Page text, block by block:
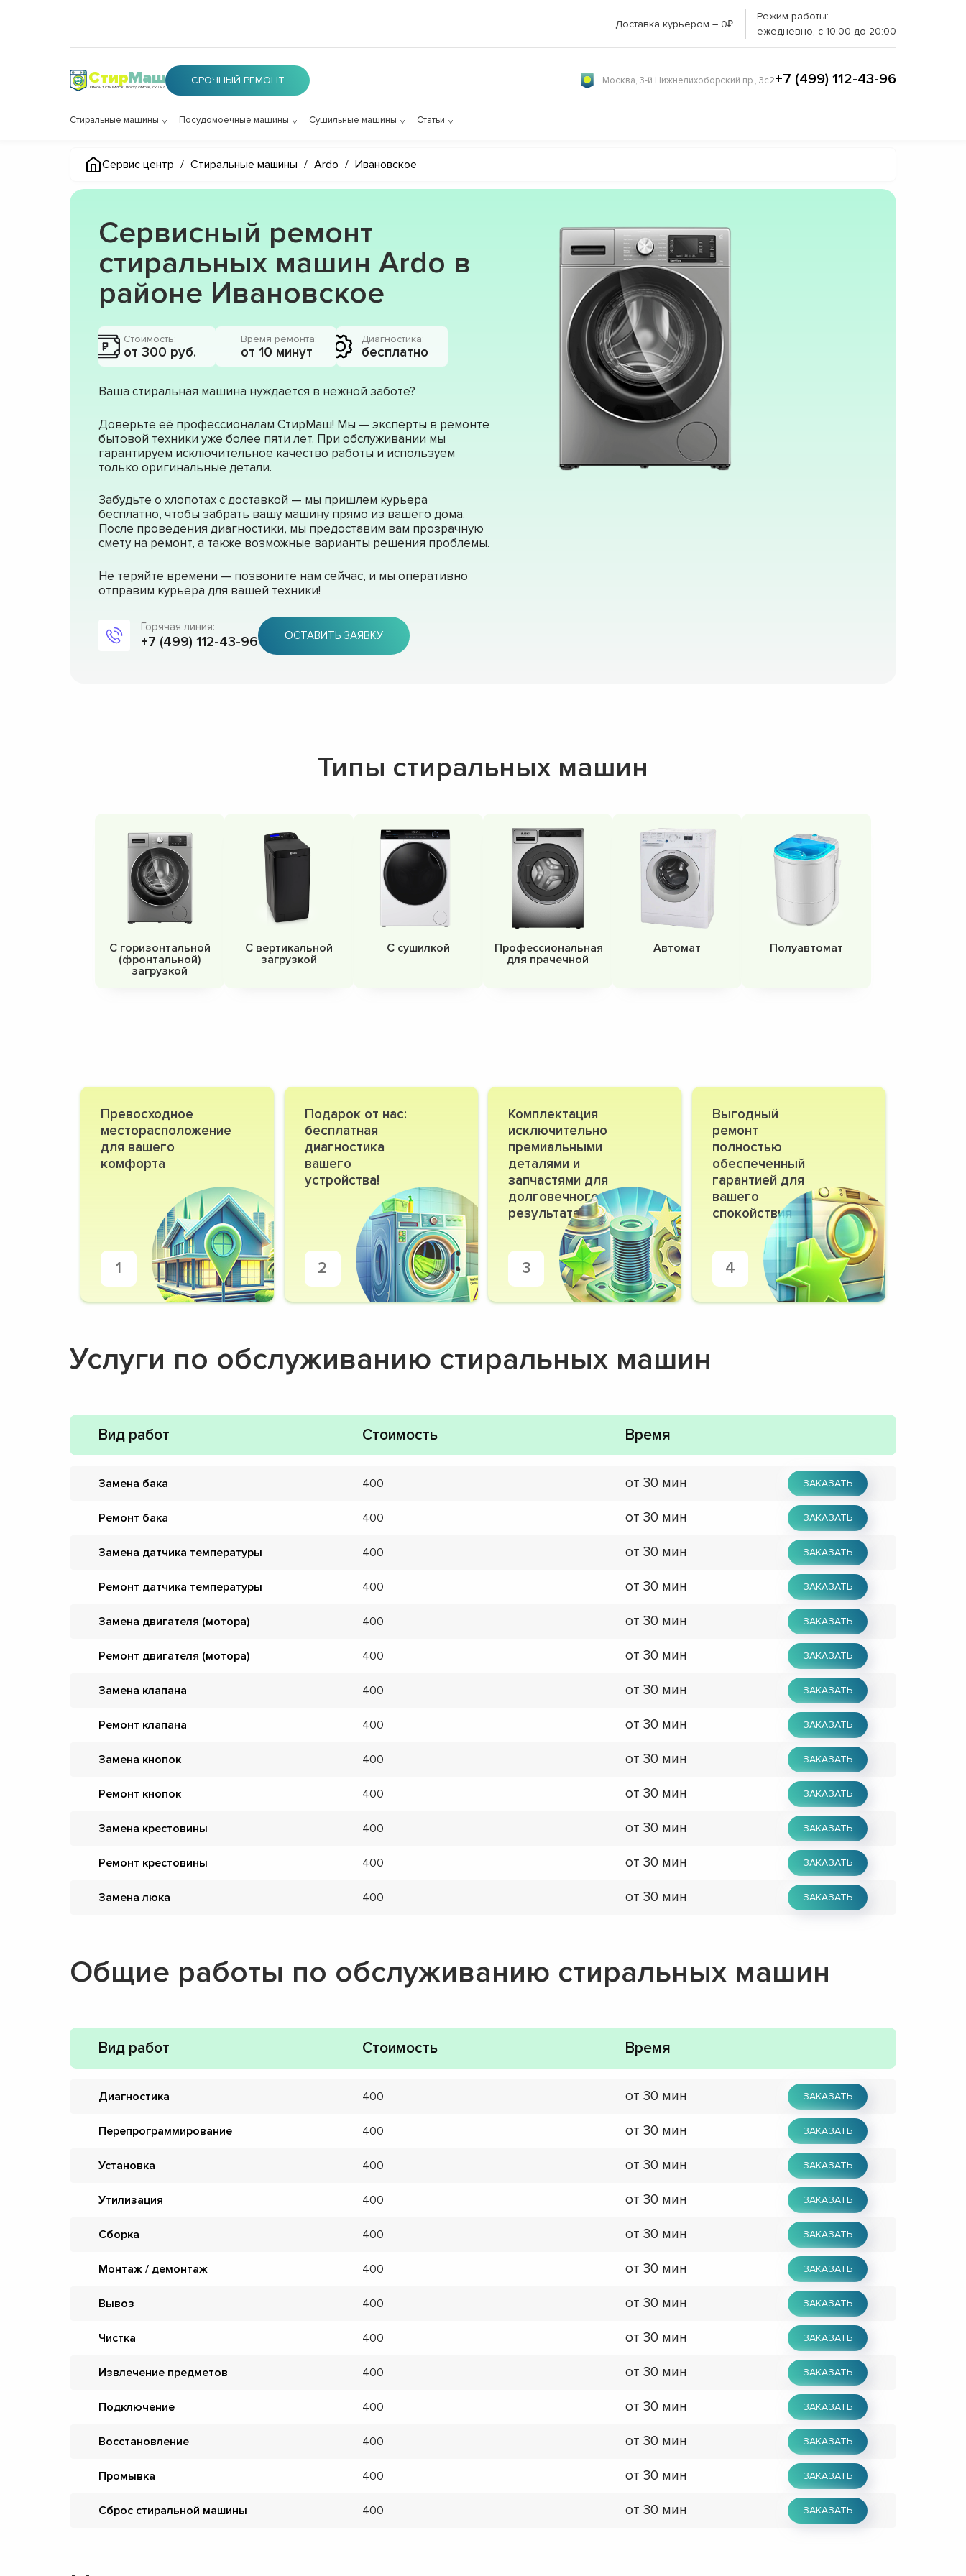
Доставка курьером – 0₽
Режим работы:
ежедневно, с 10:00 до 20:00
СтирМаш
РЕМОНТ СТИРАЛОК, ПОСУДОМОЕК, СУШИЛОК
СРОЧНЫЙ РЕМОНТ Москва, 3-й Нижнелихоборский пр., 3с2+7 (499) 112-43-96
Стиральные машины Посудомоечные машины Сушильные машины Статьи
Сервис центр / Стиральные машины / Ardo / Ивановское
Сервисный ремонт
стиральных машин Ardo в
районе Ивановское
Стоимость:
от 300 руб.
Время ремонта:
от 10 минут
Диагностика:
бесплатно
Ваша стиральная машина нуждается в нежной заботе?
Доверьте её профессионалам СтирМаш! Мы — эксперты в ремонте
бытовой техники уже более пяти лет. При обслуживании мы
гарантируем исключительное качество работы и используем
только оригинальные детали.
Забудьте о хлопотах с доставкой — мы пришлем курьера
бесплатно, чтобы забрать вашу машину прямо из вашего дома.
После проведения диагностики, мы предоставим вам прозрачную
смету на ремонт, а также возможные варианты решения проблемы.
Не теряйте времени — позвоните нам сейчас, и мы оперативно
отправим курьера для вашей техники!
Горячая линия:
+7 (499) 112-43-96 ОСТАВИТЬ ЗАЯВКУ
Типы стиральных машин
С горизонтальной
(фронтальной)
загрузкой
С вертикальной
загрузкой
С сушилкой
Профессиональная
для прачечной
Автомат Полуавтомат
Превосходное
месторасположение
для вашего
комфорта
1
Подарок от нас:
бесплатная
диагностика
вашего
устройства!
2
Комплектация
исключительно
премиальными
деталями и
запчастями для
долговечного
результата
3
Выгодный
ремонт
полностью
обеспеченный
гарантией для
вашего
спокойствия
4
Услуги по обслуживанию стиральных машин
Вид работ Стоимость Время
Замена бака 400 от 30 мин ЗАКАЗАТЬ
Ремонт бака 400 от 30 мин ЗАКАЗАТЬ
Замена датчика температуры 400 от 30 мин ЗАКАЗАТЬ
Ремонт датчика температуры 400 от 30 мин ЗАКАЗАТЬ
Замена двигателя (мотора) 400 от 30 мин ЗАКАЗАТЬ
Ремонт двигателя (мотора) 400 от 30 мин ЗАКАЗАТЬ
Замена клапана 400 от 30 мин ЗАКАЗАТЬ
Ремонт клапана 400 от 30 мин ЗАКАЗАТЬ
Замена кнопок 400 от 30 мин ЗАКАЗАТЬ
Ремонт кнопок 400 от 30 мин ЗАКАЗАТЬ
Замена крестовины 400 от 30 мин ЗАКАЗАТЬ
Ремонт крестовины 400 от 30 мин ЗАКАЗАТЬ
Замена люка 400 от 30 мин ЗАКАЗАТЬ
Общие работы по обслуживанию стиральных машин
Вид работ Стоимость Время
Диагностика 400 от 30 мин ЗАКАЗАТЬ
Перепрограммирование 400 от 30 мин ЗАКАЗАТЬ
Установка 400 от 30 мин ЗАКАЗАТЬ
Утилизация 400 от 30 мин ЗАКАЗАТЬ
Сборка 400 от 30 мин ЗАКАЗАТЬ
Монтаж / демонтаж 400 от 30 мин ЗАКАЗАТЬ
Вывоз 400 от 30 мин ЗАКАЗАТЬ
Чистка 400 от 30 мин ЗАКАЗАТЬ
Извлечение предметов 400 от 30 мин ЗАКАЗАТЬ
Подключение 400 от 30 мин ЗАКАЗАТЬ
Восстановление 400 от 30 мин ЗАКАЗАТЬ
Промывка 400 от 30 мин ЗАКАЗАТЬ
Сброс стиральной машины 400 от 30 мин ЗАКАЗАТЬ